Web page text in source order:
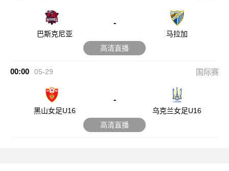
巴斯克尼亚
-
马拉加
高清直播
00:00 05-29 国际赛
黑山女足U16
-
乌克兰女足U16
高清直播